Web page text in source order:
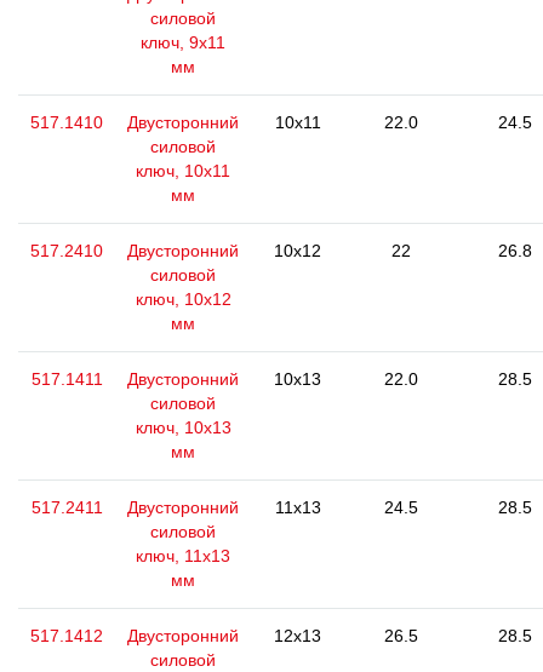
силовой
ключ, 9x11
мм
517.1410
Двусторонний
силовой
ключ, 10x11
мм
10x11 22.0 24.5
517.2410
Двусторонний
силовой
ключ, 10x12
мм
10x12 22 26.8
517.1411
Двусторонний
силовой
ключ, 10x13
мм
10x13 22.0 28.5
517.2411
Двусторонний
силовой
ключ, 11x13
мм
11x13 24.5 28.5
517.1412
Двусторонний
силовой
12x13 26.5 28.5